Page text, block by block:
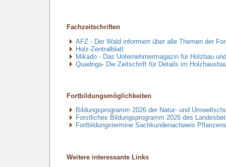
Fachzeitschriften
AFZ - Der Wald informiert über alle Themen der
Holz-Zentralblatt
Mikado - Das Unternehmermagazin für Holzbau
Quadriga- Die Zeitschrift für Details im
Fortbildungsmöglichkeiten
Bildungsprogramm 2026 der Natur- und
Forstliches Bildungsprogramm 2026 des
Fortbildungstermine Sachkundenachweis
Weitere interessante Links